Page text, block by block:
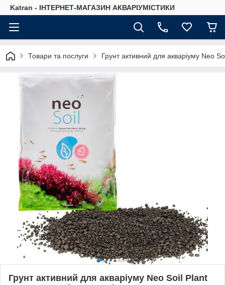
Katran - ІНТЕРНЕТ-МАГАЗИН АКВАРІУМІСТИКИ
Товари та послуги Грунт активний для акваріуму Neo
Грунт активний для акваріуму Neo Soil Plant